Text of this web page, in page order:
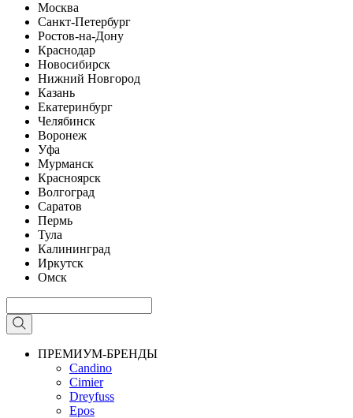
Москва
Санкт-Петербург
Ростов-на-Дону
Краснодар
Новосибирск
Нижний Новгород
Казань
Екатеринбург
Челябинск
Воронеж
Уфа
Мурманск
Красноярск
Волгоград
Саратов
Пермь
Тула
Калининград
Иркутск
Омск
ПРЕМИУМ-БРЕНДЫ
Candino
Cimier
Dreyfuss
Epos